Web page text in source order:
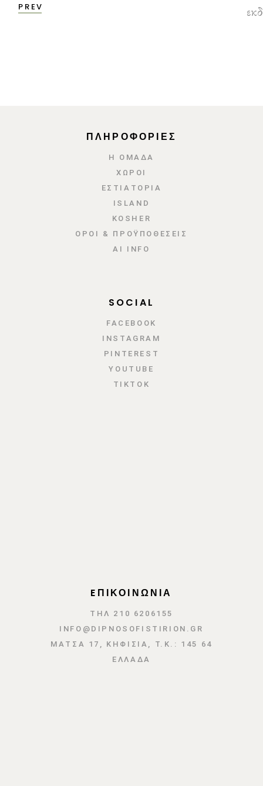
PREV
ΠΛΗΡΟΦΟΡΙΕΣ
Η ΟΜΑΔΑ
ΧΩΡΟΙ
ΕΣΤΙΑΤΌΡΙΑ
ISLAND
KOSHER
ΌΡΟΙ & ΠΡΟΫΠΟΘΈΣΕΙΣ
AI INFO
SOCIAL
FACEBOOK
INSTAGRAM
PINTEREST
YOUTUBE
TIKTOK
EΠΙΚΟΙΝΩΝΙΑ
ΤΗΛ 210 6206155
INFO@DIPNOSOFISTIRION.GR
ΜΆΤΣΑ 17, ΚΗΦΙΣΙΆ, Τ.Κ.: 145 64
ΕΛΛΑΔΑ